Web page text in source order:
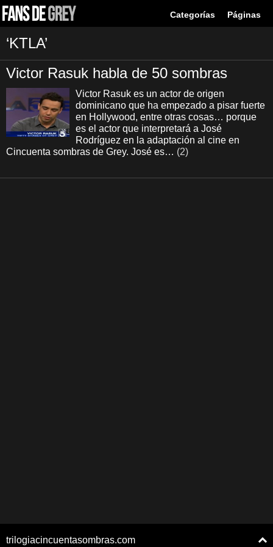
Categorías Páginas
‘KTLA’
Victor Rasuk habla de 50 sombras
Victor Rasuk es un actor de origen
dominicano que ha empezado a pisar fuerte
en Hollywood, entre otras cosas… porque
es el actor que interpretará a José
Rodríguez en la adaptación al cine en
Cincuenta sombras de Grey. José es… (2)
trilogiacincuentasombras.com